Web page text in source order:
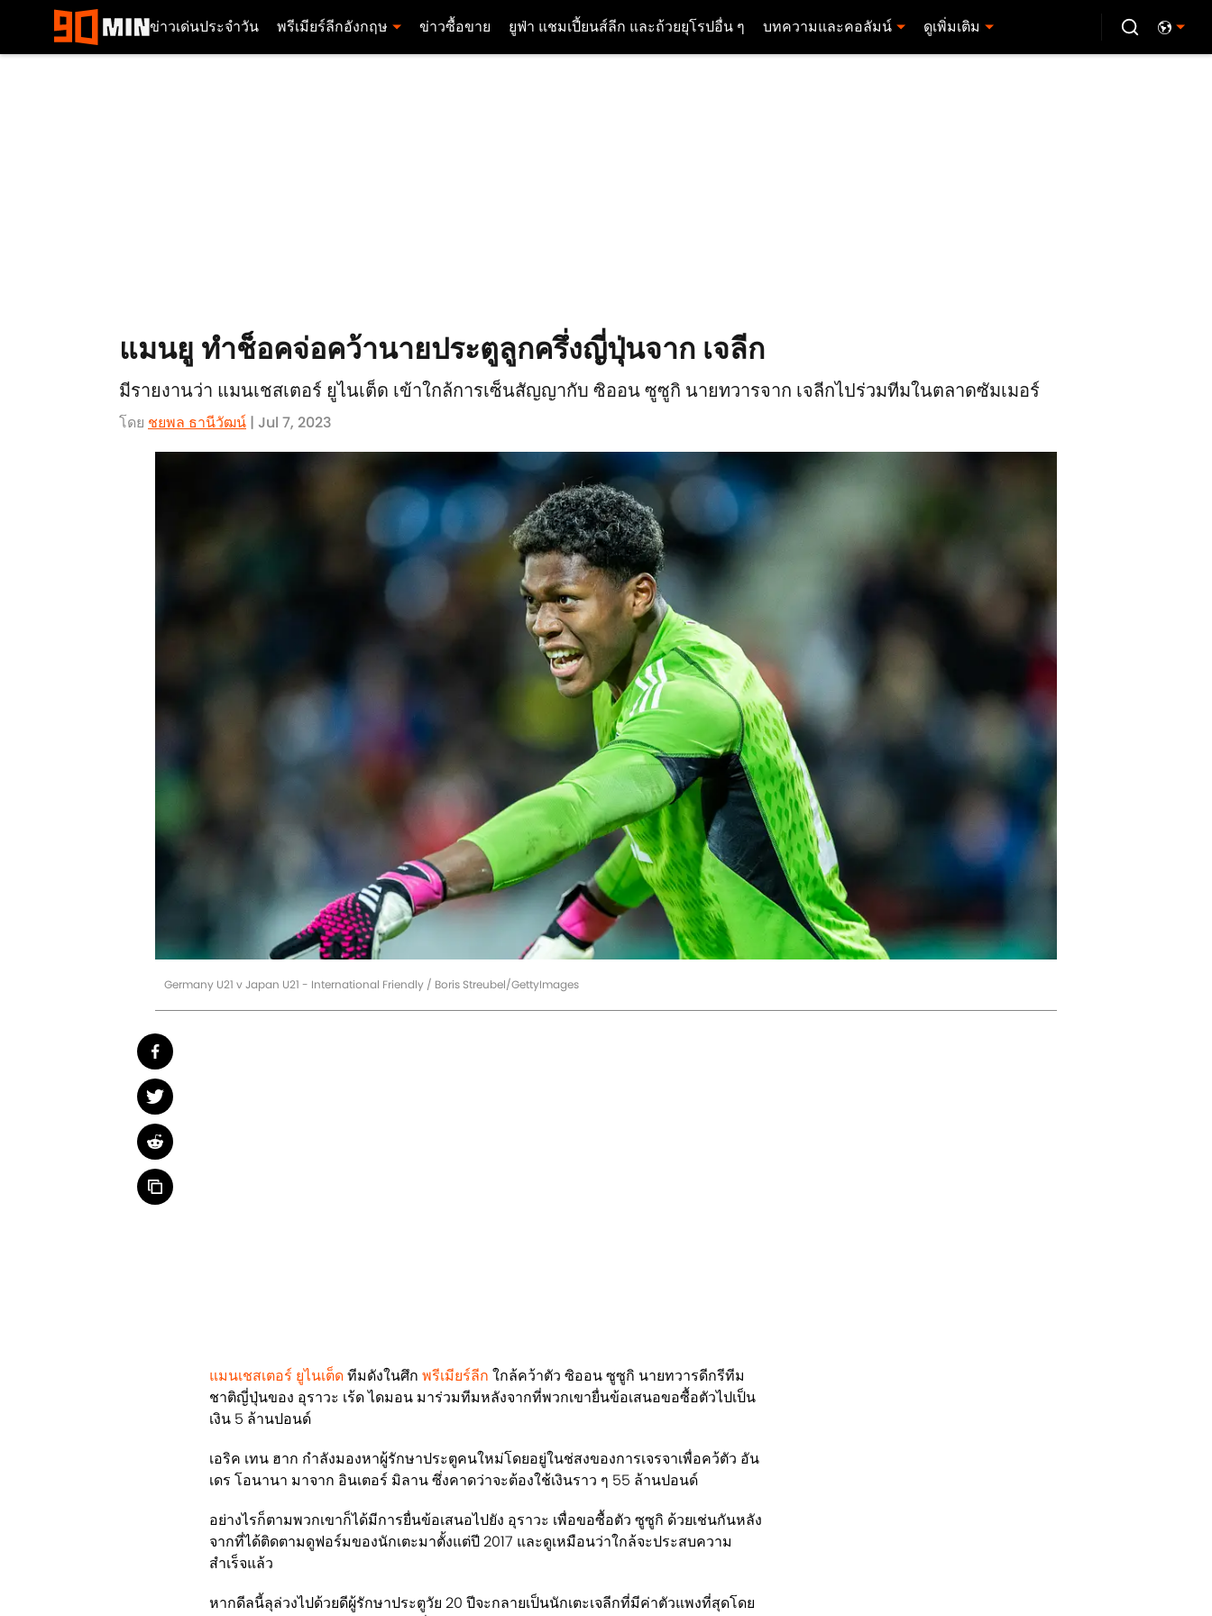
ข่าวเด่นประจำวัน พรีเมียร์ลีกอังกฤษ ข่าวซื้อขาย ยูฟ่า แชมเปี้ยนส์ลีก และถ้วยยุโรปอื่น ๆ บทความและคอลัมน์ ดูเพิ่มเติม
แมนยู ทำช็อคจ่อคว้านายประตูลูกครึ่งญี่ปุ่นจาก เจลีก
มีรายงานว่า แมนเชสเตอร์ ยูไนเต็ด เข้าใกล้การเซ็นสัญญากับ ซิออน ซูซูกิ นายทวารจาก เจลีกไปร่วมทีมในตลาดซัมเมอร์
โดย ชยพล ธานีวัฒน์ | Jul 7, 2023
Germany U21 v Japan U21 - International Friendly / Boris Streubel/GettyImages
แมนเชสเตอร์ ยูไนเต็ดทีมดังในศึก พรีเมียร์ลีก ใกล้คว้าตัว ซิออน ซูซูกิ นายทวารดีกรีทีม
ชาติญี่ปุ่นของ อุราวะ เร้ด ไดมอน มาร่วมทีมหลังจากที่พวกเขายื่นข้อเสนอขอซื้อตัวไปเป็น
เงิน 5 ล้านปอนด์
เอริค เทน ฮาก กำลังมองหาผู้รักษาประตูคนใหม่โดยอยู่ในช่สงของการเจรจาเพื่อคว้ตัว อัน
เดร โอนานา มาจาก อินเตอร์ มิลาน ซึ่งคาดว่าจะต้องใช้เงินราว ๆ 55 ล้านปอนด์
อย่างไรก็ตามพวกเขาก็ได้มีการยื่นข้อเสนอไปยัง อุราวะ เพื่อขอซื้อตัว ซูซูกิ ด้วยเช่นกันหลัง
จากที่ได้ติดตามดูฟอร์มของนักเตะมาตั้งแต่ปี 2017 และดูเหมือนว่าใกล้จะประสบความ
สำเร็จแล้ว
หากดีลนี้ลุล่วงไปด้วยดีผู้รักษาประตูวัย 20 ปีจะกลายเป็นนักเตะเจลีกที่มีค่าตัวแพงที่สุดโดย